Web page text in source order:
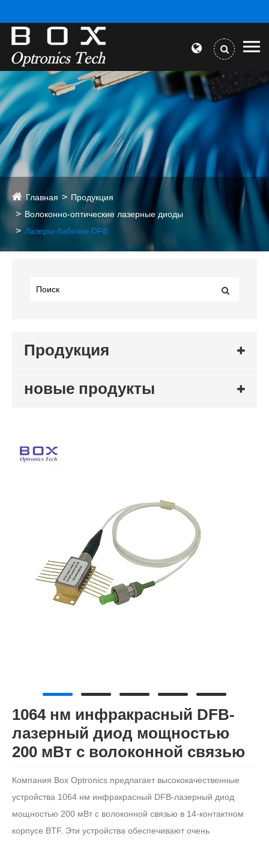
Главная
Продукция
Волоконно-оптические лазерные диоды
Лазеры-бабочки DFB
Продукция
новые продукты
1064 нм инфракрасный DFB-
лазерный диод мощностью
200 мВт с волоконной связью
Компания Box Optronics предлагает высококачественные
устройства 1064 нм инфракрасный DFB-лазерный диод
мощностью 200 мВт с волоконной связью в 14-контактном
корпусе BTF. Эти устройства обеспечивают очень